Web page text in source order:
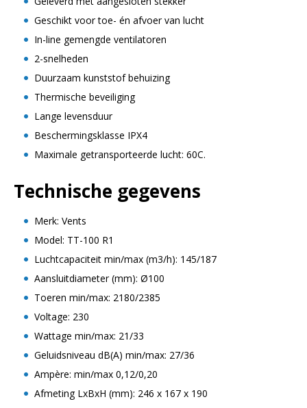
Geschikt voor toe- én afvoer van lucht
In-line gemengde ventilatoren
2-snelheden
Duurzaam kunststof behuizing
Thermische beveiliging
Lange levensduur
Beschermingsklasse IPX4
Maximale getransporteerde lucht: 60C.
Technische gegevens
Merk: Vents
Model: TT-100 R1
Luchtcapaciteit min/max (m3/h): 145/187
Aansluitdiameter (mm): Ø100
Toeren min/max: 2180/2385
Voltage: 230
Wattage min/max: 21/33
Geluidsniveau dB(A) min/max: 27/36
Ampère: min/max 0,12/0,20
Afmeting LxBxH (mm): 246 x 167 x 190